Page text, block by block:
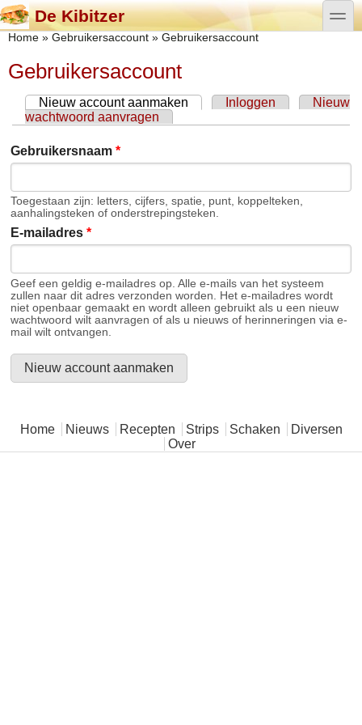
Overslaan en naar de algemene inhoud gaan
Skip to search
De Kibitzer
toggle
U bent hier
Home » Gebruikersaccount » Gebruikersaccount
Gebruikersaccount
Primaire tabs
Nieuw account aanmaken (actieve tabblad)
Inloggen
Nieuw
wachtwoord aanvragen
Gebruikersnaam*
Toegestaan zijn: letters, cijfers, spatie, punt, koppelteken,
aanhalingsteken of onderstrepingsteken.
E-mailadres*
Geef een geldig e-mailadres op. Alle e-mails van het systeem
zullen naar dit adres verzonden worden. Het e-mailadres wordt
niet openbaar gemaakt en wordt alleen gebruikt als u een nieuw
wachtwoord wilt aanvragen of als u nieuws of herinneringen via e-
mail wilt ontvangen.
Hoofdmenu
Home Nieuws Recepten Strips Schaken
Diversen
Over